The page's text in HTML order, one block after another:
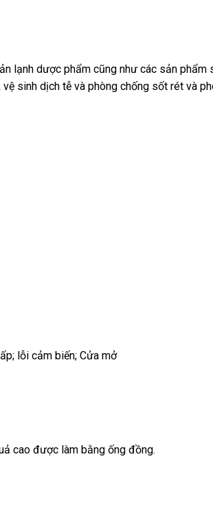
lạnh dược phẩm cũng như các sản phẩm
sinh dịch tễ và phòng chống sốt rét và
lỗi cảm biến; Cửa mở
cao được làm bằng ống đồng.